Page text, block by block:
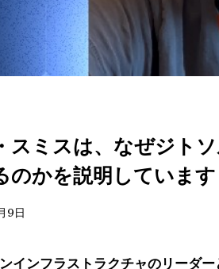
スミスは、なぜジト
のかを説明しています
9日
ンフラストラクチャのリーダ